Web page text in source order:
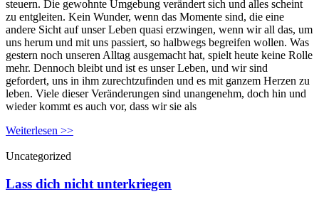
steuern. Die gewohnte Umgebung verändert sich und alles scheint
zu entgleiten. Kein Wunder, wenn das Momente sind, die eine
andere Sicht auf unser Leben quasi erzwingen, wenn wir all das, um
uns herum und mit uns passiert, so halbwegs begreifen wollen. Was
gestern noch unseren Alltag ausgemacht hat, spielt heute keine Rolle
mehr. Dennoch bleibt und ist es unser Leben, und wir sind
gefordert, uns in ihm zurechtzufinden und es mit ganzem Herzen zu
leben. Viele dieser Veränderungen sind unangenehm, doch hin und
wieder kommt es auch vor, dass wir sie als
Weiterlesen >>
Uncategorized
Lass dich nicht unterkriegen